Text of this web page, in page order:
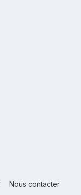
Nous contacter